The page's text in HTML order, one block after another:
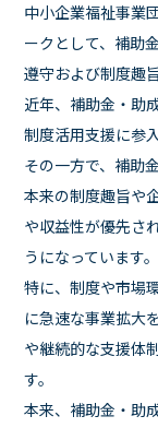
中小企業福祉事業
ークとして、補助
遵守および制度趣
近年、補助金・助
制度活用支援に参
その一方で、補助
本来の制度趣旨や
や収益性が優先さ
うになっています。
特に、制度や市場
に急速な事業拡大
や継続的な支援体
す。
本来、補助金・助